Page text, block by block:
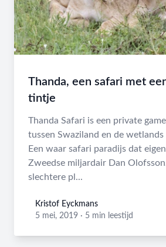
Thanda, een safari met
tintje
Thanda Safari is een private
tussen Swaziland en de wetlands
Een waar safari paradijs dat
Zweedse miljardair Dan
slechtere pl...
Kristof Eyckmans
Kristof Eyckmans
5 mei, 2019 · 5 min leestijd